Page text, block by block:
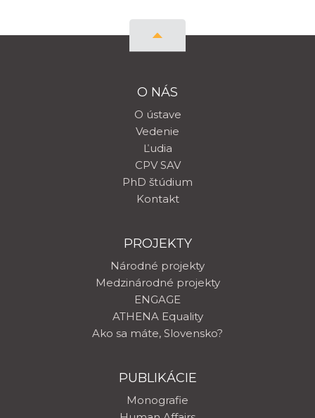
O NÁS
O ústave
Vedenie
Ľudia
CPV SAV
PhD štúdium
Kontakt
PROJEKTY
Národné projekty
Medzinárodné projekty
ENGAGE
ATHENA Equality
Ako sa máte, Slovensko?
PUBLIKÁCIE
Monografie